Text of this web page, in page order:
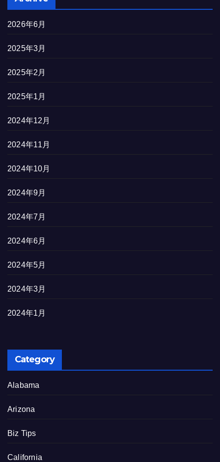
2026年6月
2025年3月
2025年2月
2025年1月
2024年12月
2024年11月
2024年10月
2024年9月
2024年7月
2024年6月
2024年5月
2024年3月
2024年1月
Category
Alabama
Arizona
Biz Tips
California